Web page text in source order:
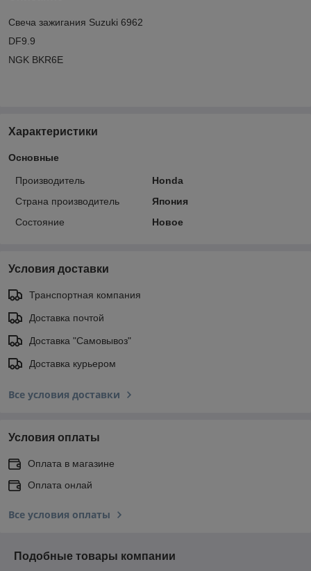
Свеча зажигания Suzuki 6962
DF9.9
NGK BKR6E
Характеристики
Основные
Производитель
Honda
Страна производитель
Япония
Состояние
Новое
Условия доставки
Транспортная компания
Доставка почтой
Доставка "Самовывоз"
Доставка курьером
Все условия доставки
Условия оплаты
Оплата в магазине
Оплата онлай
Все условия оплаты
Подобные товары компании